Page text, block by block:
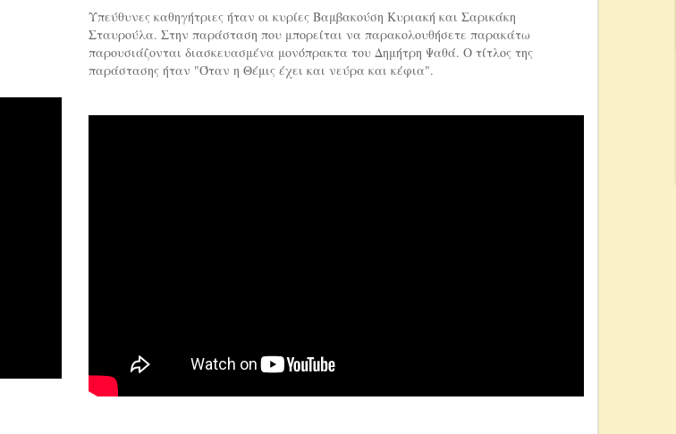
Υπεύθυνες καθηγήτριες ήταν οι κυρίες Βαμβακούση Κυριακή και Σαρικάκη
Σταυρούλα. Στην παράσταση που μπορείται να παρακολουθήσετε παρακάτω
παρουσιάζονται διασκευασμένα μονόπρακτα του Δημήτρη Ψαθά. Ο τίτλος της
παράστασης ήταν "Όταν η Θέμις έχει και νεύρα και κέφια".